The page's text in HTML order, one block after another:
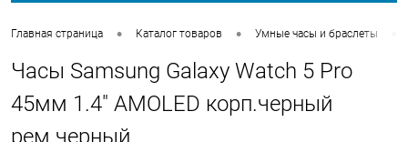
Главная страница • Каталог товаров • Умные часы и браслеты
Часы Samsung Galaxy Watch 5 Pro
45мм 1.4" AMOLED корп.черный
рем.черный
Сегодня